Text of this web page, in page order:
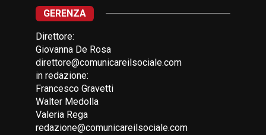
GERENZA
Direttore:
Giovanna De Rosa
direttore@comunicareilsociale.com
in redazione:
Francesco Gravetti
Walter Medolla
Valeria Rega
redazione@comunicareilsociale.com